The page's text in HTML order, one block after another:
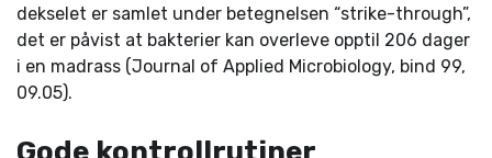
dekselet er samlet under betegnelsen “strike-through”,
det er påvist at bakterier kan overleve opptil 206 dager
i en madrass (Journal of Applied Microbiology, bind 99,
09.05).